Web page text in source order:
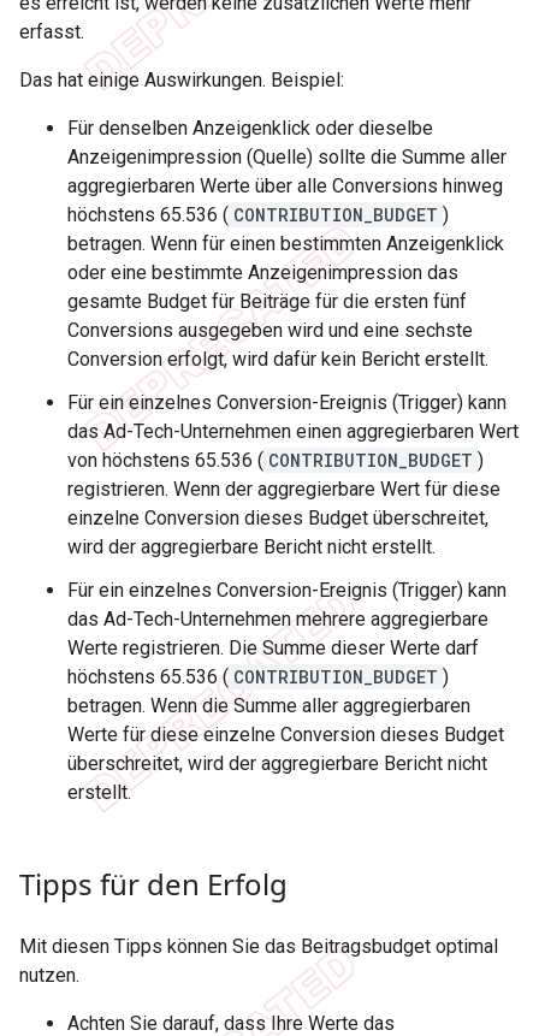
erfasst.
Das hat einige Auswirkungen. Beispiel:
Für denselben Anzeigenklick oder dieselbe
Anzeigenimpression (Quelle) sollte die Summe aller
aggregierbaren Werte über alle Conversions hinweg
höchstens 65.536 ( CONTRIBUTION_BUDGET )
betragen. Wenn für einen bestimmten Anzeigenklick
oder eine bestimmte Anzeigenimpression das
gesamte Budget für Beiträge für die ersten fünf
Conversions ausgegeben wird und eine sechste
Conversion erfolgt, wird dafür kein Bericht erstellt.
Für ein einzelnes Conversion-Ereignis (Trigger) kann
das Ad-Tech-Unternehmen einen aggregierbaren Wert
von höchstens 65.536 ( CONTRIBUTION_BUDGET )
registrieren. Wenn der aggregierbare Wert für diese
einzelne Conversion dieses Budget überschreitet,
wird der aggregierbare Bericht nicht erstellt.
Für ein einzelnes Conversion-Ereignis (Trigger) kann
das Ad-Tech-Unternehmen mehrere aggregierbare
Werte registrieren. Die Summe dieser Werte darf
höchstens 65.536 ( CONTRIBUTION_BUDGET )
betragen. Wenn die Summe aller aggregierbaren
Werte für diese einzelne Conversion dieses Budget
überschreitet, wird der aggregierbare Bericht nicht
erstellt.
Tipps für den Erfolg
Mit diesen Tipps können Sie das Beitragsbudget optimal
nutzen.
Achten Sie darauf, dass Ihre Werte das